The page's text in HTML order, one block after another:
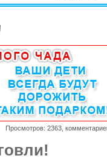
Просмотров: 2363,